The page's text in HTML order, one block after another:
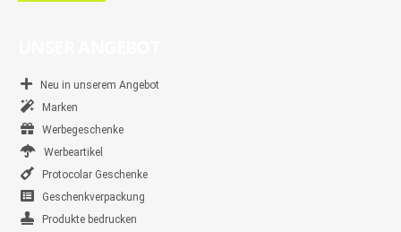
Neu in unserem Angebot
Marken
Werbegeschenke
Werbeartikel
Protocolar Geschenke
Geschenkverpackung
Produkte bedrucken